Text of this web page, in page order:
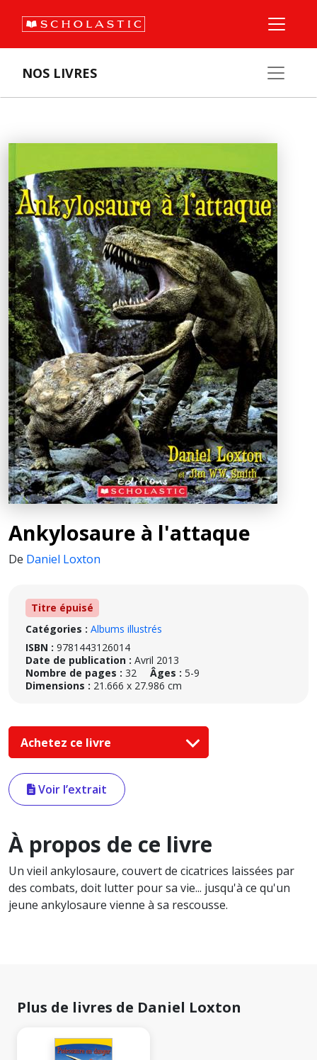
NOS LIVRES
Ankylosaure à l'attaque
De Daniel Loxton
Titre épuisé
Catégories : Albums illustrés
ISBN : 9781443126014
Date de publication : Avril 2013
Nombre de pages : 32 Âges : 5-9
Dimensions : 21.666 x 27.986 cm
Achetez ce livre
Voir l’extrait
À propos de ce livre
Un vieil ankylosaure, couvert de cicatrices laissées par
des combats, doit lutter pour sa vie... jusqu'à ce qu'un
jeune ankylosaure vienne à sa rescousse.
Plus de livres de Daniel Loxton